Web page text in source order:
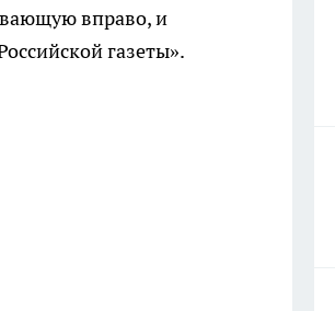
вправо, и
газеты».